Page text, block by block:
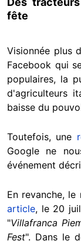
fête
Visionnée plus
Facebook qui
populaires, la
d'agriculteurs
baisse du
Toutefois, une
Google ne
événement
En revanche,
article, le 20
"Villafranca
Fest". Dans le